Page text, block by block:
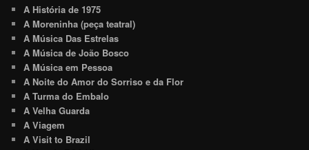
A História de 1975
A Moreninha (peça teatral)
A Música Das Estrelas
A Música de João Bosco
A Música em Pessoa
A Noite do Amor do Sorriso e da Flor
A Turma do Embalo
A Velha Guarda
A Viagem
A Visit to Brazil